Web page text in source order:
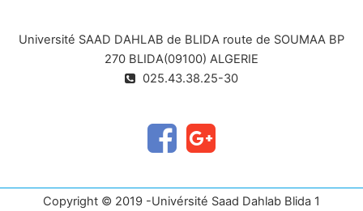
Université SAAD DAHLAB de BLIDA route de SOUMAA BP
270 BLIDA(09100) ALGERIE
025.43.38.25-30
Copyright © 2019 -Univérsité Saad Dahlab Blida 1